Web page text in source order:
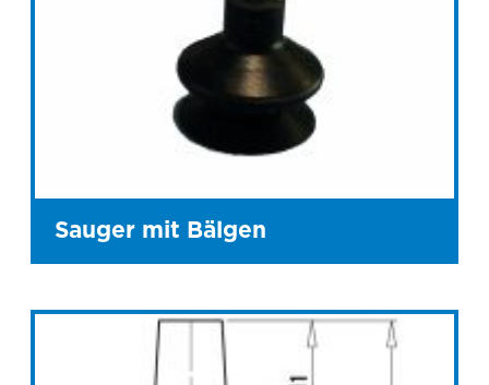
Sauger mit Bälgen